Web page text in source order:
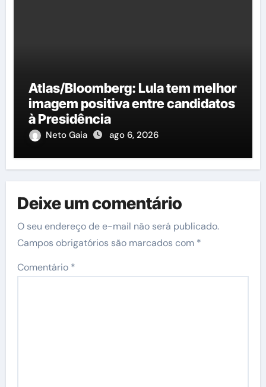
Atlas/Bloomberg: Lula tem melhor
imagem positiva entre candidatos
à Presidência
Neto Gaia ago 6, 2026
Deixe um comentário
O seu endereço de e-mail não será publicado.
Campos obrigatórios são marcados com *
Comentário *